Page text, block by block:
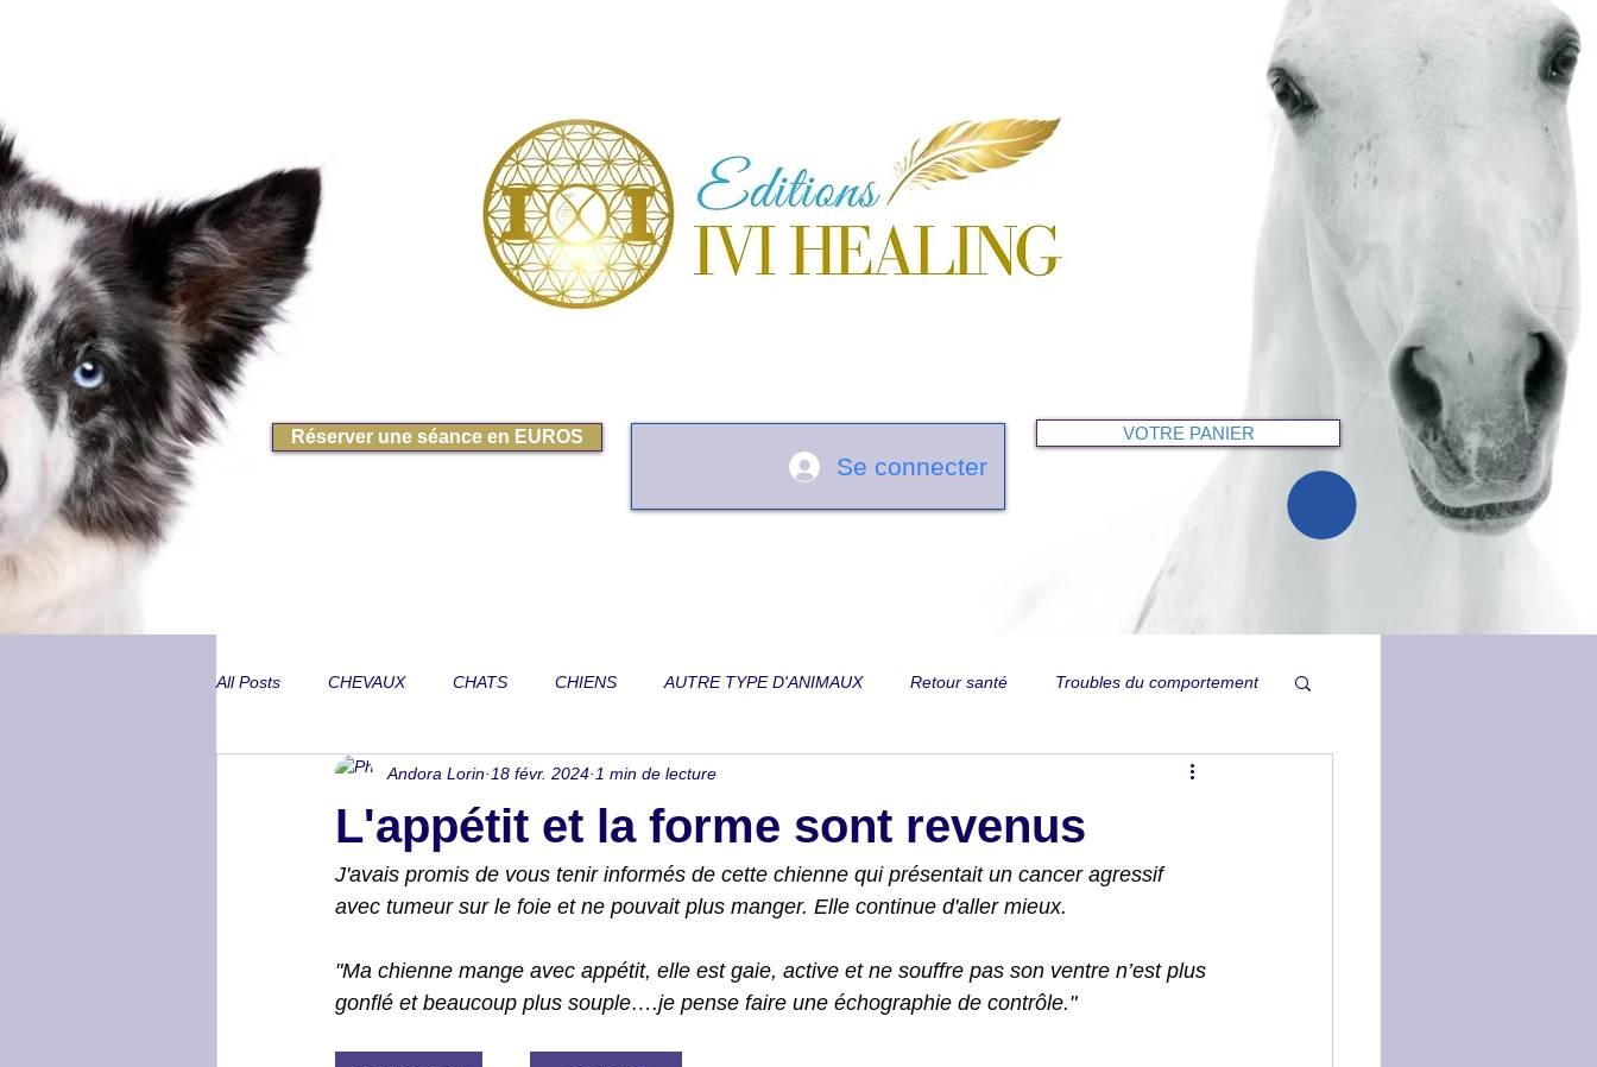
Réserver une séance en EUROS
Se connecter
VOTRE PANIER
All Posts CHEVAUX CHATS CHIENS AUTRE TYPE D'ANIMAUX Retour santé Troubles du comportement
Annecdotes de CA Problèmes de vue Toux
Peurs inexpliquées Locomotion Reins Diarrhée Fourbure Fracture Paralysie Ulcères
Métabolisme et SME Lombaires Relation au mors de filet Dos Douleurs articulaires Tristesse inexpliquée
L'appétit et la forme sont revenus
Andora Lorin 18 févr. 2024 1 min de lecture
J'avais promis de vous tenir informés de cette chienne qui présentait un cancer agressif
avec tumeur sur le foie et ne pouvait plus manger. Elle continue d'aller mieux.
"Ma chienne mange avec appétit, elle est gaie, active et ne souffre pas son ventre n’est plus
gonflé et beaucoup plus souple….je pense faire une échographie de contrôle."